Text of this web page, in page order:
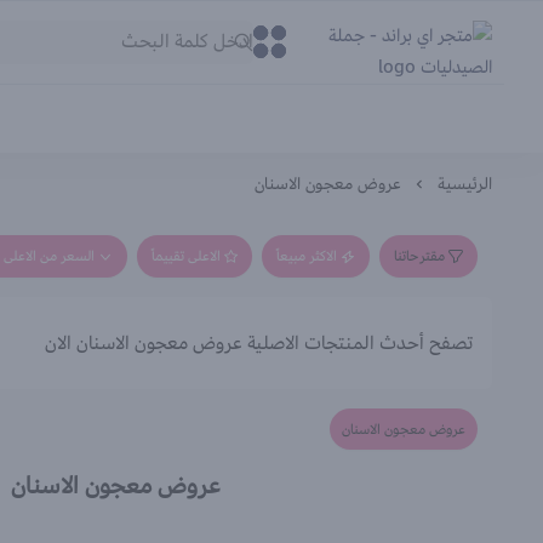
متجر اي براند - جملة الصيدليات
0
0
الرئيسية عروض معجون الاسنان
مقترحاتنا الاكثر مبيعاً الاعلى تقييماً السعر من الاعلى
تصفح أحدث المنتجات الاصلية عروض معجون الاسنان الان
عروض معجون الاسنان
عروض معجون الاسنان